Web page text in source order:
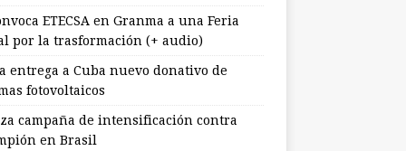
ETECSA en Granma a una Feria
por la trasformación (+ audio)
entrega a Cuba nuevo donativo de
fotovoltaicos
campaña de intensificación contra
en Brasil